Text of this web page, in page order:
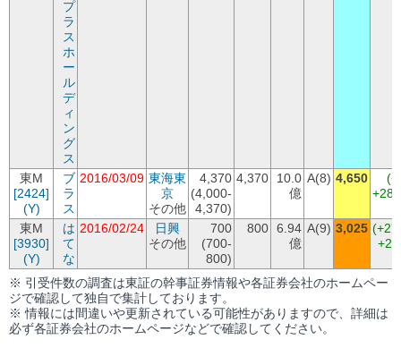
プ
ラ
ス
ホ
ー
ル
デ
ィ
ン
グ
ス
東M
[2424]
(Y)
ブ
ラ
ス
2016/03/09 東海東
京
その他
4,370
(4,000-
4,370)
4,370
10.0
億
A(8) 4,650
東M
[3930]
(Y)
は
て
な
2016/02/24
日興
その他
700
(700-
800)
800 6.94
億
A(9) 3,025
※ 引受件数の調査は東証の幹事証券情報や各証券会社のホームペー
ジで確認して独自で集計しております。
※ 情報には間違いや更新されている可能性がありますので、詳細は
必ず各証券会社のホームページなどで確認してください。